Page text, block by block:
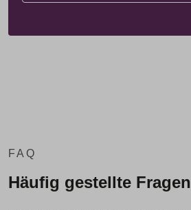
FAQ
Häufig gestellte Fragen